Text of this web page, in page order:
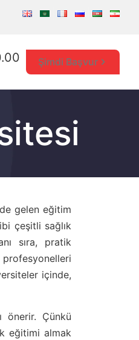
Şimdi Başvur
gelen eğitim
çeşitli sağlık
sıra, pratik
içinde,
önerir. Çünkü
eğitimi almak